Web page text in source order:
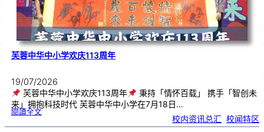
芙蓉中华中小学欢庆113周年
19/07/2026
芙蓉中华中小学欢庆113周年
秉持「情怀百载」 携手「智创未
来」拥抱科技时代 芙蓉中华中小学在7月18日…
閱讀全文:芙
华
校内资讯总汇 校闻特区